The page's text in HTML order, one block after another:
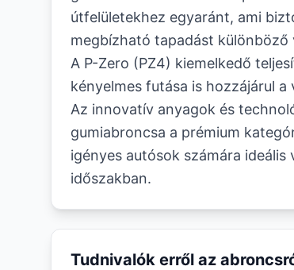
útfelületekhez egyaránt, ami
megbízható tapadást
A P-Zero (PZ4) kiemelkedő
kényelmes futása is hozzájárul
Az innovatív anyagok és
gumiabroncsa a prémium
igényes autósok számára ideális
időszakban.
Tudnivalók erről az